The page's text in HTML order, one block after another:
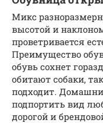
Микс
высотой и
проветривается
Преимущество
обувь сохнет
обитают собаки,
подходит.
подпортить вид
дорогой и